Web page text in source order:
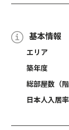
基本情報
エリア
築年度
総部屋数（階
日本人入居率